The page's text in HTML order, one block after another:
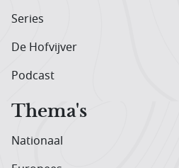
Series
De Hofvijver
Podcast
Thema's
Nationaal